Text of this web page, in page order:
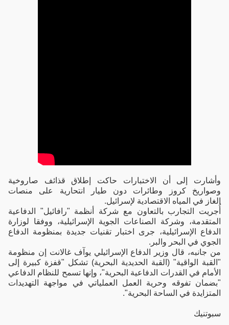
وأشارت إلى أن الاختبارات حاكت إطلاق قذائف صاروخية
وصواريخ كروز وطائرات دون طيار انتحارية على منصات
الغاز في المياه الاقتصادية لإسرائيل.
أُجريت التجارب بالتعاون مع شركة أنظمة "رافائيل" الدفاعية
المتقدمة، وشركة الصناعات الجوية الإسرائيلية، ووفقا لوزارة
الدفاع الإسرائيلية، جرى اختبار تقنيات جديدة بمنظومة الدفاع
الجوي في البحر والبر.
من جانبه، قال وزير الدفاع الإسرائيلي يوآف غالانت إن منظومة
"القبة الواقية" (القبة الحديدية البحرية) تشكل "قفزة كبيرة إلى
الأمام في القدرات الدفاعية البحرية"، وإنها تسمح للنظام الدفاعي
"بضمان تفوقه وحرية العمل العملياتي في مواجهة التهديدات
المتزايدة في الساحة البحرية".
سبوتنيك